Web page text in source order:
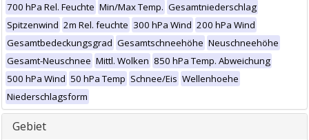
700 hPa Rel. Feuchte Min/Max Temp. Gesamtniederschlag
Spitzenwind 2m Rel. feuchte 300 hPa Wind 200 hPa Wind
Gesamtbedeckungsgrad Gesamtschneehöhe Neuschneehöhe
Gesamt-Neuschnee Mittl. Wolken 850 hPa Temp. Abweichung
500 hPa Wind 50 hPa Temp Schnee/Eis Wellenhoehe
Niederschlagsform
Gebiet